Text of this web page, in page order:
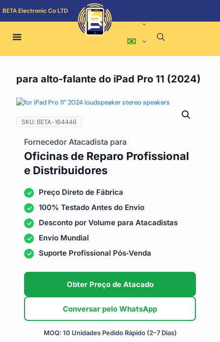
BETA Electronic Co LTD
para alto-falante do iPad Pro 11 (2024)
SKU: BETA-164446
Fornecedor Atacadista para
Oficinas de Reparo Profissional
e Distribuidores
Preço Direto de Fábrica
100% Testado Antes do Envio
Desconto por Volume para Atacadistas
Envio Mundial
Suporte Profissional Pós‑Venda
Obter Preço de Atacado
Conversar pelo WhatsApp
MOQ: 10 Unidades Pedido Rápido (2–7 Dias)